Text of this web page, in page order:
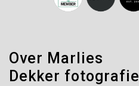
Over Marlies
Dekker fotografie